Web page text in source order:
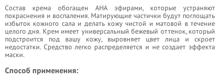
Состав крема обогащен АНА эфирами, которые устраняют
покраснения и воспаления. Матирующие частички будут поглощать
избыток кожного сала и делать кожу чистой и матовой в течение
целого дня. Крем имеет универсальный бежевый оттенок, который
подстроится под вашу кожу, выровняет цвет лица и скроет
недостатки. Средство легко распределяется и не создает эффекта
маски.
Способ применения: